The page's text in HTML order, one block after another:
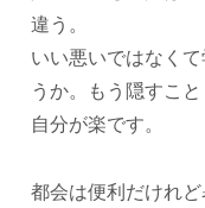
違う。
いい悪いではなく
うか。もう隠すこ
自分が楽です。
都会は便利だけれ